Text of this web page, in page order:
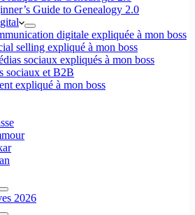
Guide to Genealogy 2.0
digitale expliquée à mon boss
selling expliqué à mon boss
sociaux expliqués à mon boss
sociaux et B2B
expliqué à mon boss
2026